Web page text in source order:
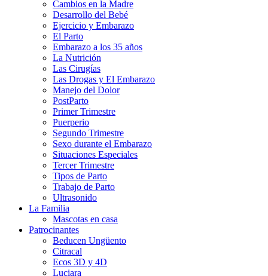
Cambios en la Madre
Desarrollo del Bebé
Ejercicio y Embarazo
El Parto
Embarazo a los 35 años
La Nutrición
Las Cirugías
Las Drogas y El Embarazo
Manejo del Dolor
PostParto
Primer Trimestre
Puerperio
Segundo Trimestre
Sexo durante el Embarazo
Situaciones Especiales
Tercer Trimestre
Tipos de Parto
Trabajo de Parto
Ultrasonido
La Familia
Mascotas en casa
Patrocinantes
Beducen Ungüento
Citracal
Ecos 3D y 4D
Luciara